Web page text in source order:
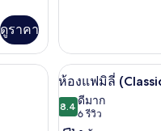
ดูราคา
ระเบียง
เกี่ยว
กับ
ห้อง
พี
เรียดั
ครื่องนอนระดับพรีเมียม, มินิบาร์
เปิด
ภาพถ่าย
ทั้งหมด
3
ห้องแฟมิลี่
8.48.4 จาก 10
ดีมาก
6 รีวิว
(6